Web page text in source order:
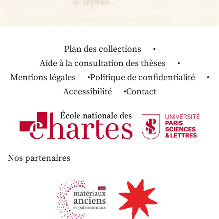
Plan des collections
Aide à la consultation des thèses
Mentions légales
Politique de confidentialité
Accessibilité
Contact
Nos partenaires